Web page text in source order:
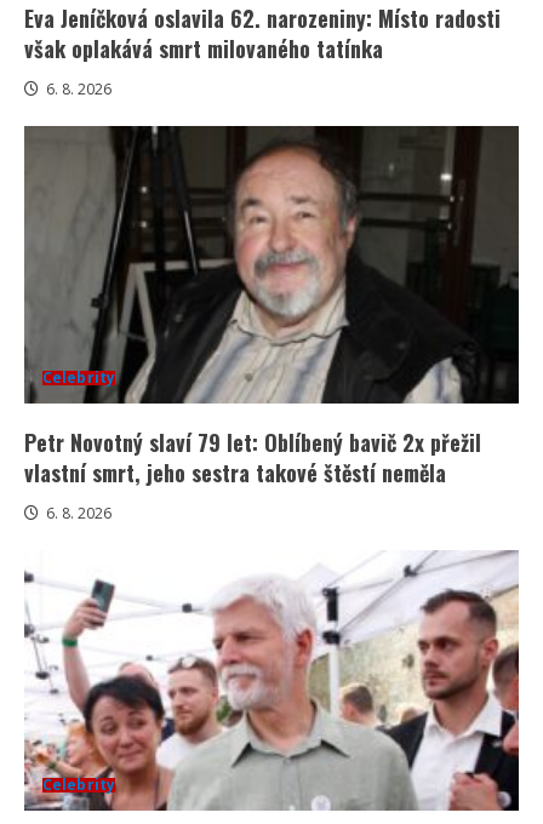
Eva Jeníčková oslavila 62. narozeniny: Místo radosti
však oplakává smrt milovaného tatínka
6. 8. 2026
Celebrity
Petr Novotný slaví 79 let: Oblíbený bavič 2x přežil
vlastní smrt, jeho sestra takové štěstí neměla
6. 8. 2026
Celebrity